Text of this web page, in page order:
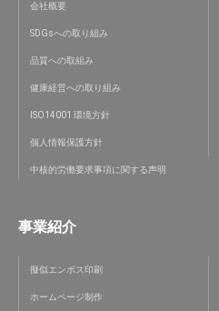
会社概要
SDGsへの取り組み
品質への取組み
健康経営への取り組み
ISO14001 環境方針
個人情報保護方針
中核的労働要求事項に関する声明
事業紹介
擬似エンボス印刷
ホームページ制作